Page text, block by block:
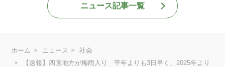
ニュース記事一覧
ホーム ニュース
社会
【速報】四国地方が梅雨入り 平年よりも3日早く、2025年より